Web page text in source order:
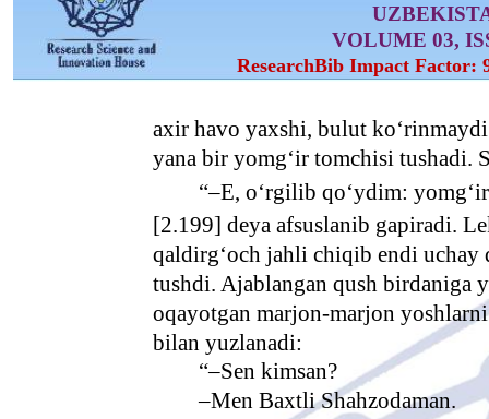
VOLUME 03,
ResearchBib Impact Factor:
axir havo yaxshi, bulut
yana bir yomg‘ir tomchisi tushadi.
“–E, o‘rgilib qo‘ydim:
[2.199] deya afsuslanib gapiradi.
qaldirg‘och jahli chiqib endi uchay
tushdi. Ajablangan qush birdaniga
oqayotgan marjon-marjon
bilan yuzlanadi:
“–Sen kimsan?
–Men Baxtli Shahzodaman.